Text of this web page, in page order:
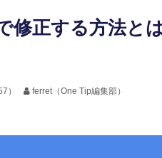
修正する方法と
）
ferret（One Tip編集部）